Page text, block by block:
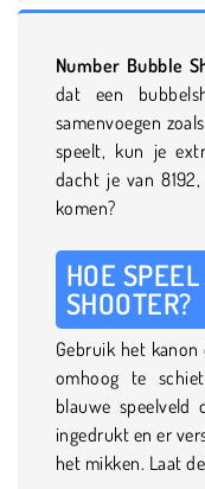
Number Bubble
dat een
samenvoegen
speelt, kun je
dacht je van
komen?
HOE
SHOOTER?
Gebruik het
omhoog te
blauwe speelveld
ingedrukt en er
het mikken. Laat